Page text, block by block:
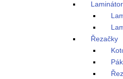
Řezačky